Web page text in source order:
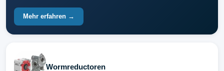
Mehr erfahren →
Wormreductoren